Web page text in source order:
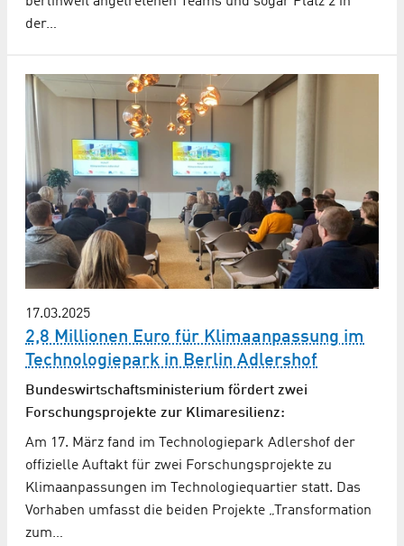
der…
17.03.2025
2,8 Millionen Euro für Klimaanpassung im
Technologiepark in Berlin Adlershof
Bundes­wirtschafts­ministerium fördert zwei
Forschungsprojekte zur Klimaresilienz:
Am 17. März fand im Technologiepark Adlershof der
offizielle Auftakt für zwei Forschungs­projekte zu
Klimaanpassungen im Technologiequartier statt. Das
Vorhaben umfasst die beiden Projekte „Transformation
zum…